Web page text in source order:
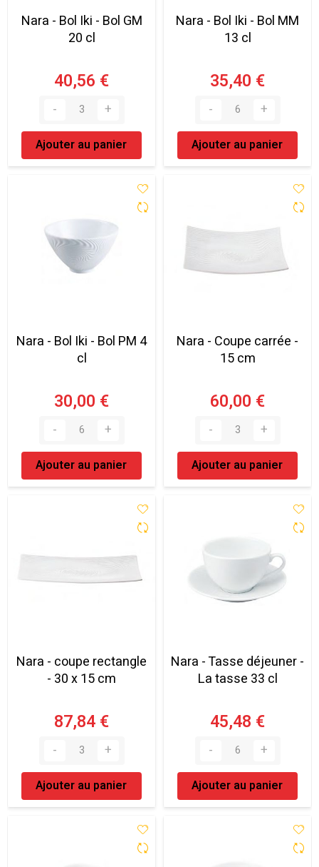
Nara - Bol Iki - Bol GM
20 cl
40,56 €
Ajouter au panier
Nara - Bol Iki - Bol MM
13 cl
35,40 €
Ajouter au panier
Nara - Bol Iki - Bol PM 4
cl
30,00 €
Ajouter au panier
Nara - Coupe carrée -
15 cm
60,00 €
Ajouter au panier
Nara - coupe rectangle
- 30 x 15 cm
87,84 €
Ajouter au panier
Nara - Tasse déjeuner -
La tasse 33 cl
45,48 €
Ajouter au panier